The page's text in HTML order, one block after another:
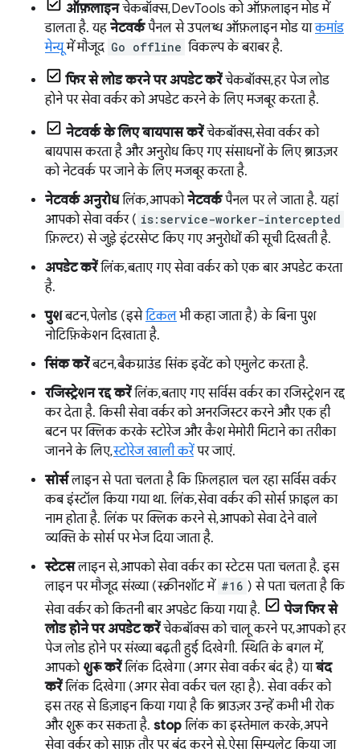
ऑफ़लाइनचेकबॉक्स, DevTools को ऑफ़लाइन मोड में
डालता है. यह नेटवर्कपैनल से उपलब्ध ऑफ़लाइन मोड याकमांड
मेन्यूमें मौजूद Go offline विकल्प के बराबर है.
फिर से लोड करने पर अपडेट करेंचेकबॉक्स, हर पेज लोड
होने पर सेवा वर्कर को अपडेट करने के लिए मजबूर करता है.
नेटवर्क के लिए बायपास करेंचेकबॉक्स, सेवा वर्कर को
बायपास करता है और अनुरोध किए गए संसाधनों के लिए ब्राउज़र
को नेटवर्क पर जाने के लिए मजबूर करता है.
नेटवर्क अनुरोधलिंक, आपकोनेटवर्कपैनल पर ले जाता है. यहां
आपको सेवा वर्कर ( is:service-worker-intercepted
फ़िल्टर) से जुड़े इंटरसेप्ट किए गए अनुरोधों की सूची दिखती है.
अपडेट करेंलिंक, बताए गए सेवा वर्कर को एक बार अपडेट करता
है.
पुशबटन, पेलोड (इसेटिकलभी कहा जाता है) के बिना पुश
नोटिफ़िकेशन दिखाता है.
सिंक करेंबटन, बैकग्राउंड सिंक इवेंट को एमुलेट करता है.
रजिस्ट्रेशन रद्द करेंलिंक, बताए गए सर्विस वर्कर का रजिस्ट्रेशन रद्द
कर देता है. किसी सेवा वर्कर को अनरजिस्टर करने और एक ही
बटन पर क्लिक करके स्टोरेज और कैश मेमोरी मिटाने का तरीका
जानने के लिए,स्टोरेज खाली करेंपर जाएं.
सोर्सलाइन से पता चलता है कि फ़िलहाल चल रहा सर्विस वर्कर
कब इंस्टॉल किया गया था. लिंक, सेवा वर्कर की सोर्स फ़ाइल का
नाम होता है. लिंक पर क्लिक करने से, आपको सेवा देने वाले
व्यक्ति के सोर्स पर भेज दिया जाता है.
स्टेटसलाइन से, आपको सेवा वर्कर का स्टेटस पता चलता है. इस
लाइन पर मौजूद संख्या (स्क्रीनशॉट में #16 ) से पता चलता है कि
सेवा वर्कर को कितनी बार अपडेट किया गया है.
पेज फिर से
लोड होने पर अपडेट करेंचेकबॉक्स को चालू करने पर, आपको हर
पेज लोड होने पर संख्या बढ़ती हुई दिखेगी. स्थिति के बगल में,
आपको शुरू करेंलिंक दिखेगा (अगर सेवा वर्कर बंद है) याबंद
करेंलिंक दिखेगा (अगर सेवा वर्कर चल रहा है). सेवा वर्कर को
इस तरह से डिज़ाइन किया गया है कि ब्राउज़र उन्हें कभी भी रोक
और शुरू कर सकता है. stop लिंक का इस्तेमाल करके, अपने
सेवा वर्कर को साफ़ तौर पर बंद करने से, ऐसा सिम्युलेट किया जा